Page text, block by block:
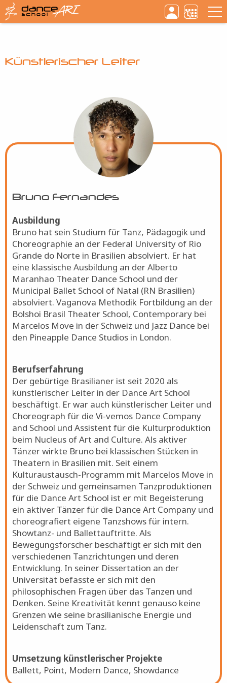
Künstlerischer Leiter
Bruno Fernandes
Ausbildung
Bruno hat sein Studium für Tanz, Pädagogik und
Choreographie an der Federal University of Rio
Grande do Norte in Brasilien absolviert. Er hat
eine klassische Ausbildung an der Alberto
Maranhao Theater Dance School und der
Municipal Ballet School of Natal (RN Brasilien)
absolviert. Vaganova Methodik Fortbildung an der
Bolshoi Brasil Theater School, Contemporary bei
Marcelos Move in der Schweiz und Jazz Dance bei
den Pineapple Dance Studios in London.
Berufserfahrung
Der gebürtige Brasilianer ist seit 2020 als
künstlerischer Leiter in der Dance Art School
beschäftigt. Er war auch künstlerischer Leiter und
Choreograph für die Vi-vemos Dance Company
and School und Assistent für die Kulturproduktion
beim Nucleus of Art and Culture. Als aktiver
Tänzer wirkte Bruno bei klassischen Stücken in
Theatern in Brasilien mit. Seit einem
Kulturaustausch-Programm mit Marcelos Move in
der Schweiz und gemeinsamen Tanzproduktionen
für die Dance Art School ist er mit Begeisterung
ein aktiver Tänzer für die Dance Art Company und
choreografiert eigene Tanzshows für intern.
Showtanz- und Ballettauftritte. Als
Bewegungsforscher beschäftigt er sich mit den
verschiedenen Tanzrichtungen und deren
Entwicklung. In seiner Dissertation an der
Universität befasste er sich mit den
philosophischen Fragen über das Tanzen und
Denken. Seine Kreativität kennt genauso keine
Grenzen wie seine brasilianische Energie und
Leidenschaft zum Tanz.
Umsetzung künstlerischer Projekte
Ballett, Point, Modern Dance, Showdance
Bild